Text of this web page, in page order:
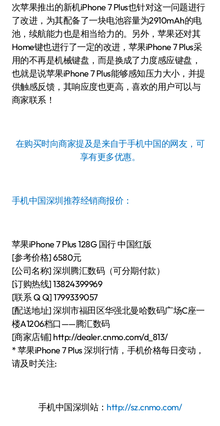
次苹果推出的新机iPhone 7 Plus也针对这一问题进行
了改进，为其配备了一块电池容量为2910mAh的电
池，续航能力也是相当给力的。另外，苹果还对其
Home键也进行了一定的改进，苹果iPhone 7 Plus采
用的不再是机械键盘，而是换成了力度感应键盘，
也就是说苹果iPhone 7 Plus能够感知压力大小，并提
供触感反馈，其响应度也更高，喜欢的用户可以与
商家联系！
在购买时向商家提及是来自于手机中国的网友，可
享有更多优惠。
手机中国深圳推荐经销商报价：
苹果iPhone 7 Plus 128G 国行 中国红版
[参考价格] 6580元
[公司名称] 深圳腾汇数码（可分期付款）
[订购热线] 13824399969
[联系 Q Q] 1799339057
[配送地址] 深圳市福田区华强北曼哈数码广场C座一
楼A1206档口——腾汇数码
[商家店铺] http://dealer.cnmo.com/d_813/
* 苹果iPhone 7 Plus 深圳行情，手机价格每日变动，
请及时关注:
手机中国深圳站： http://sz.cnmo.com/